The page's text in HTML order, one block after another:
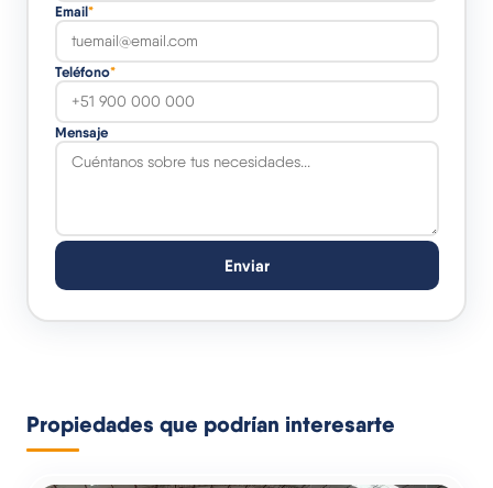
Email*
Teléfono*
Mensaje
Enviar
Propiedades que podrían interesarte